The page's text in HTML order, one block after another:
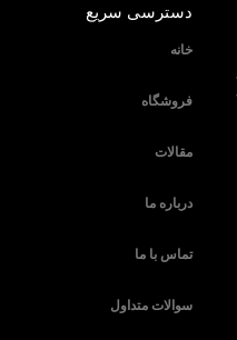
دسترسی سریع
خانه
فروشگاه
مقالات
درباره ما
تماس با ما
سوالات متداول